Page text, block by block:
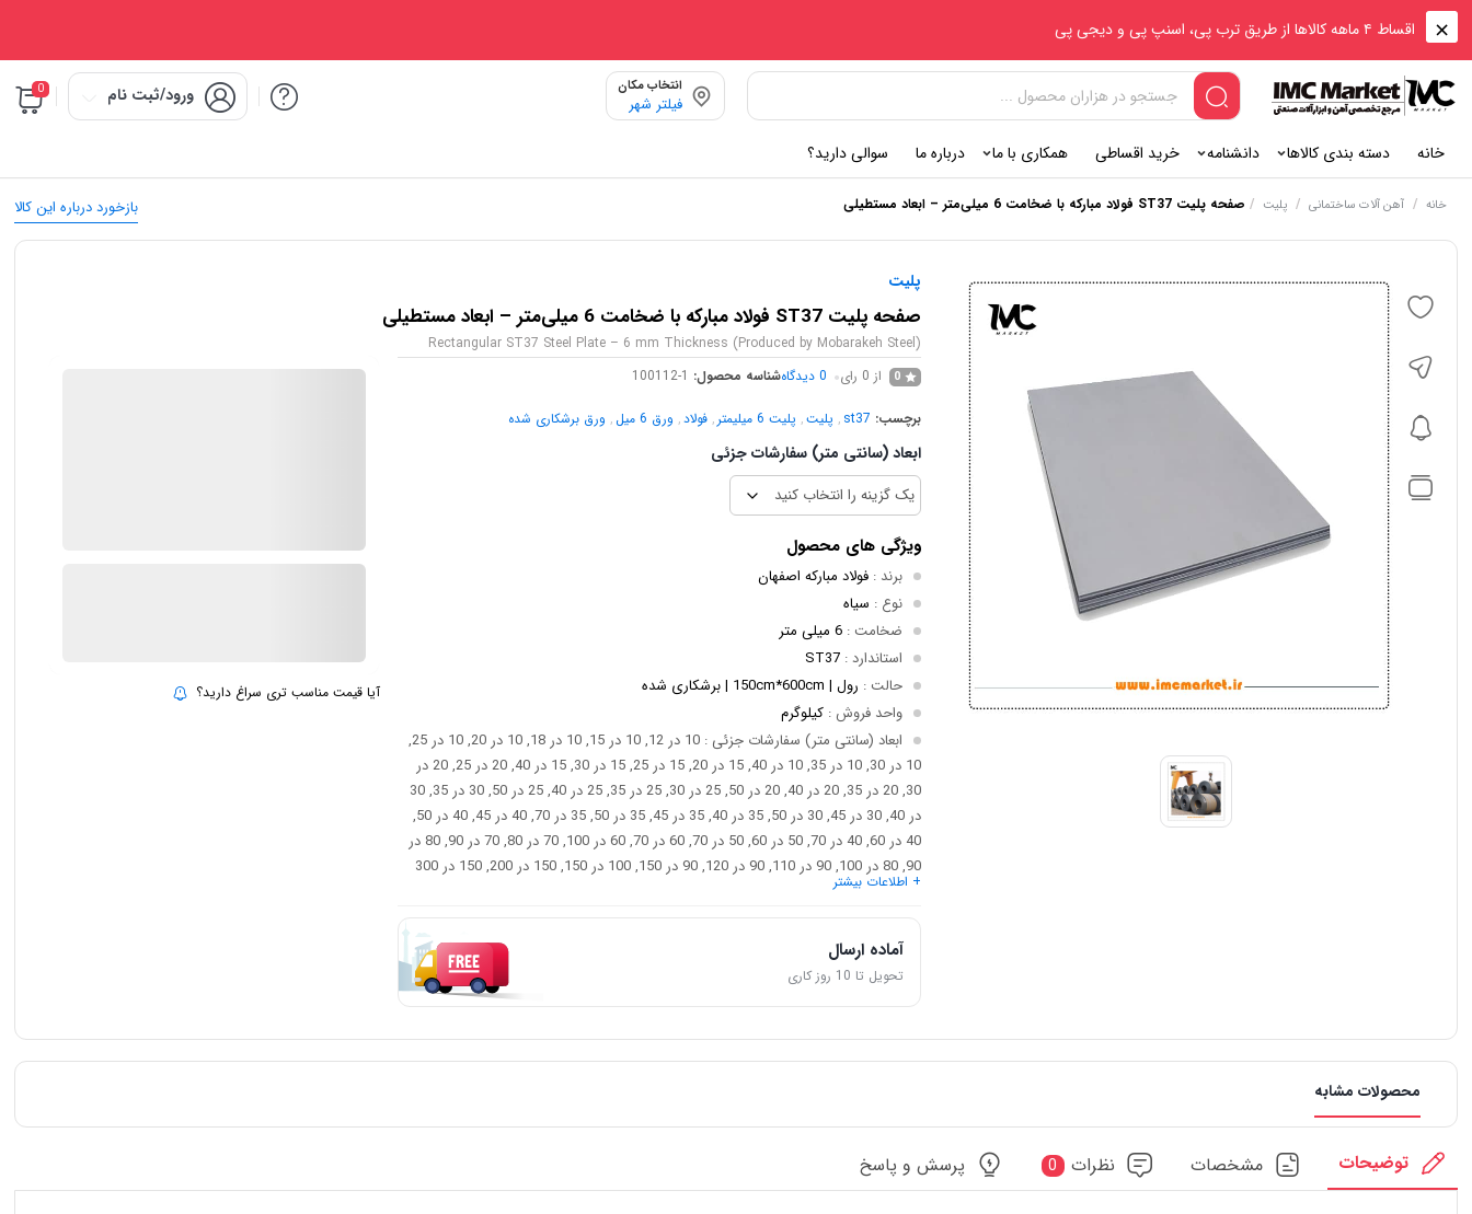
اقساط ۴ ماهه کالاها از طریق ترب پی، اسنپ پی و دیجی پی
انتخاب مکان
فیلتر شهر ورود/ثبت نام 0
خانه دسته بندی کالاها دانشنامه خرید اقساطی همکاری با ما درباره ما سوالی دارید؟
بازخورد درباره این کالا خانه / آهن آلات ساختمانی / پلیت / صفحه پلیت ST37 فولاد مبارکه با ضخامت 6 میلی‌متر – ابعاد مستطیلی
پلیت
صفحه پلیت ST37 فولاد مبارکه با ضخامت 6 میلی‌متر – ابعاد مستطیلی
Rectangular ST37 Steel Plate – 6 mm Thickness (Produced by Mobarakeh Steel)
0 از 0 رای 0 دیدگاهشناسه محصول: 100112-1
برچسب: st37
, پلیت, پلیت 6 میلیمتر ,فولاد, ورق 6 میل , ورق برشکاری شده
ابعاد (سانتی متر) سفارشات جزئی
ویژگی های محصول
برند:فولاد مبارکه اصفهان
نوع: سیاه
ضخامت:6 میلی متر
استاندارد:
ST37
حالت: رول | 150cm*600cm | برشکاری شده
واحد فروش:کیلوگرم
ابعاد (سانتی متر) سفارشات جزئی
: 10 در 12, 10 در 15, 10 در 18, 10 در 20, 10 در 25,
10 در 30, 10 در 35, 10 در 40, 15 در 20, 15 در 25, 15 در 30, 15 در 40, 20 در 25, 20 در
30, 20 در 35, 20 در 40, 20 در 50, 25 در 30, 25 در 35, 25 در 40, 25 در 50, 30 در 35, 30
در 40, 30 در 45, 30 در 50, 35 در 40, 35 در 45, 35 در 50, 35 در 70, 40 در 45, 40 در 50,
40 در 60, 40 در 70, 50 در 60, 50 در 70, 60 در 70, 60 در 100, 70 در 80, 70 در 90, 80 در
90, 80 در 100, 90 در 110, 90 در 120, 90 در 150, 100 در 150, 150 در 200, 150 در 300
+ اطلاعات بیشتر
آماده ارسال
تحویل تا 10 روز کاری
آیا قیمت مناسب تری سراغ دارید؟
محصولات مشابه
توضیحات مشخصات نظرات 0 پرسش و پاسخ